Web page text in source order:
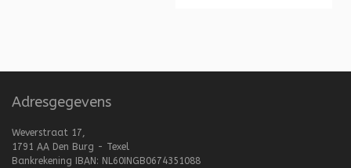
Adresgegevens
Weverstraat 17,
1791 AA Den Burg - Texel
Bankrekening IBAN: NL60INGB0674351088